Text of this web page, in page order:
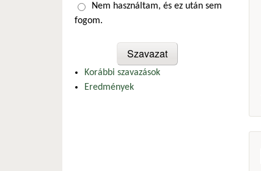
Nem használtam, és ez után sem
fogom.
Korábbi szavazások
Eredmények